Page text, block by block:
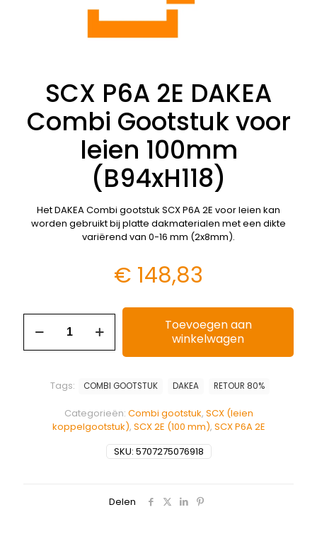
SCX P6A 2E DAKEA
Combi Gootstuk voor
leien 100mm
(B94xH118)
Het DAKEA Combi gootstuk SCX P6A 2E voor leien kan
worden gebruikt bij platte dakmaterialen met een dikte
variërend van 0-16 mm (2x8mm).
€ 148,83
Toevoegen aan
winkelwagen
SKU: 5707275076918
Categorieën: Combi gootstuk, SCX (leien
koppelgootstuk), SCX 2E (100 mm), SCX P6A 2E
Tags: COMBI GOOTSTUK DAKEA RETOUR 80%
Delen